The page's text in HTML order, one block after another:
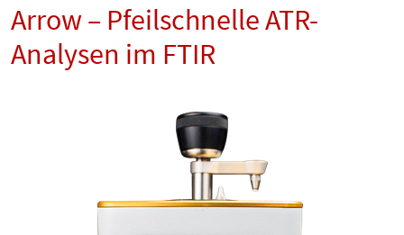
Arrow – Pfeilschnelle ATR-
Analysen im FTIR